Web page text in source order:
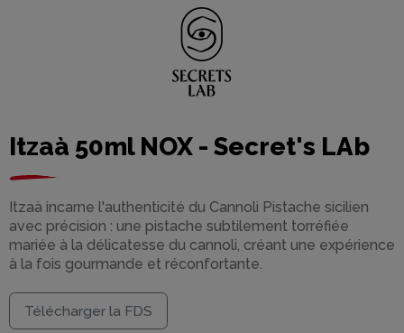
Itzaà 50ml NOX - Secret's LAb
Itzaà incarne l'authenticité du Cannoli Pistache sicilien
avec précision : une pistache subtilement torréfiée
mariée à la délicatesse du cannoli, créant une expérience
à la fois gourmande et réconfortante.
Télécharger la FDS